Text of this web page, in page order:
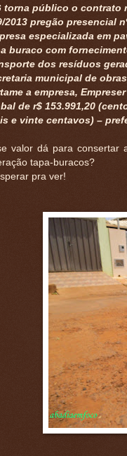
torna público o contrato
2013 pregão presencial
especializada em
buraco com
dos resíduos
municipal de
a empresa,
de r$ 153.991,20
e vinte centavos) –
valor dá para consertar
tapa-buracos?
pra ver!